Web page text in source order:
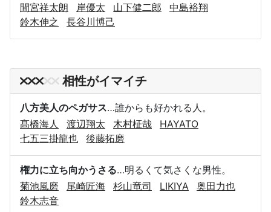
間宮祥太朗
岸優太 山下健二郎
中島裕翔
鈴木伸之
長谷川博己
相性がイマイチ
八方美人のペガサス…誰からも好かれる人。
髙橋海人
渡辺翔太 木村柾哉
HAYATO
七五三掛龍也
後藤拓磨
権力に立ち向かうさる…明るくて気さくな男性。
菊池風磨
尾崎匠海 杉山竜司 LIKIYA
奥田力也
鈴木志音